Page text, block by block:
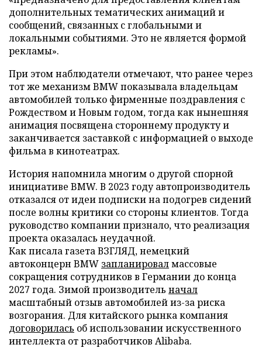
дополнительных тематических анимаций и
сообщений, связанных с глобальными и
локальными событиями. Это не является формой
рекламы».
При этом наблюдатели отмечают, что ранее через
тот же механизм BMW показывала владельцам
автомобилей только фирменные поздравления с
Рождеством и Новым годом, тогда как нынешняя
анимация посвящена стороннему продукту и
заканчивается заставкой с информацией о выходе
фильма в кинотеатрах.
История напомнила многим о другой спорной
инициативе BMW. В 2023 году автопроизводитель
отказался от идеи подписки на подогрев сидений
после волны критики со стороны клиентов. Тогда
руководство компании признало, что реализация
проекта оказалась неудачной.
Как писала газета ВЗГЛЯД, немецкий
автоконцерн BMW запланировалмассовые
сокращения сотрудников в Германии до конца
2027 года. Зимой производитель начал
масштабный отзыв автомобилей из-за риска
возгорания. Для китайского рынка компания
договорилась об использовании искусственного
интеллекта от разработчиков Alibaba.